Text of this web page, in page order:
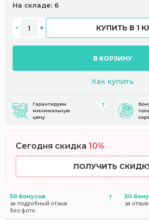
На складе: 6
КУПИТЬ В 1
В КОРЗИНУ
Как купить
Гарантируем
минимальную
цену
Сегодня скидка 10%
ПОЛУЧИТЬ
50 бонусов
за подробный отзыв
без фото
50
за